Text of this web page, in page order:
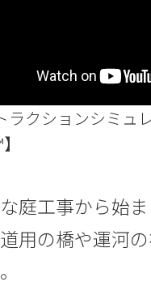
ラクションシミュ
庭工事から始
用の橋や運河